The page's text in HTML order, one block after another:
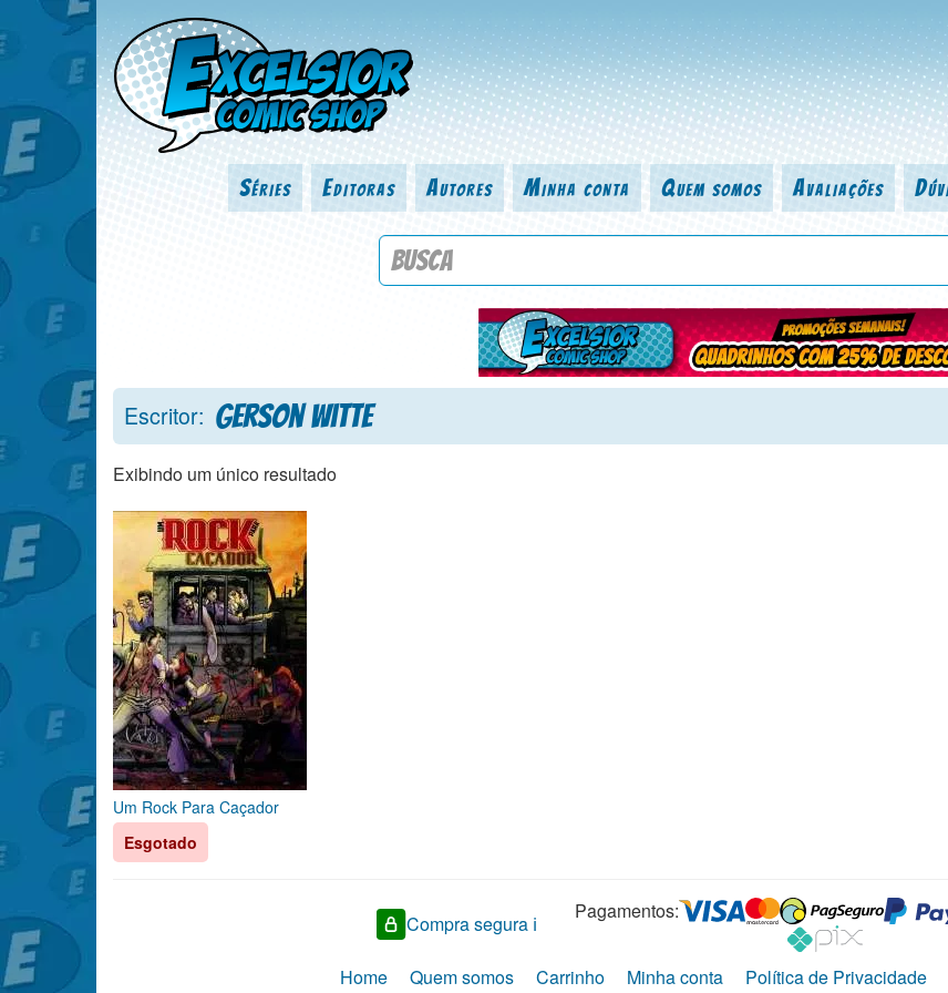
Séries Editoras Autores Minha conta Quem somos Avaliações
Procure por título da revista, personagem, série, escritor, desenhista, arte-
Escritor: Gerson Witte
Exibindo um único resultado
Um Rock Para Caçador
Esgotado
Compra segura ℹ️
Pagamentos:
Home Quem somos Carrinho Minha conta Política de Privacidade